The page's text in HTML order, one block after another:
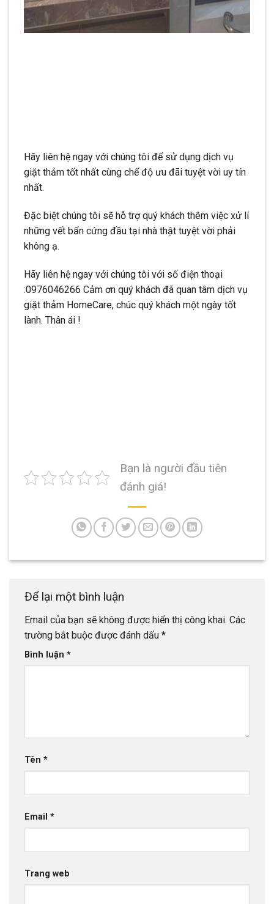
Hãy liên hệ ngay với chúng tôi để sử dụng dịch vụ
giặt thảm tốt nhất cùng chế độ ưu đãi tuyệt vời uy tín
nhất.
Đặc biệt chúng tôi sẽ hỗ trợ quý khách thêm việc xử lí
những vết bẩn cứng đầu tại nhà thật tuyệt vời phải
không ạ.
Hãy liên hệ ngay với chúng tôi với số điện thoại
:0976046266 Cảm ơn quý khách đã quan tâm dịch vụ
giặt thảm HomeCare, chúc quý khách một ngày tốt
lành. Thân ái !
Bạn là người đầu tiên
đánh giá!
Để lại một bình luận
Email của bạn sẽ không được hiển thị công khai. Các
trường bắt buộc được đánh dấu *
Bình luận *
Tên *
Email *
Trang web